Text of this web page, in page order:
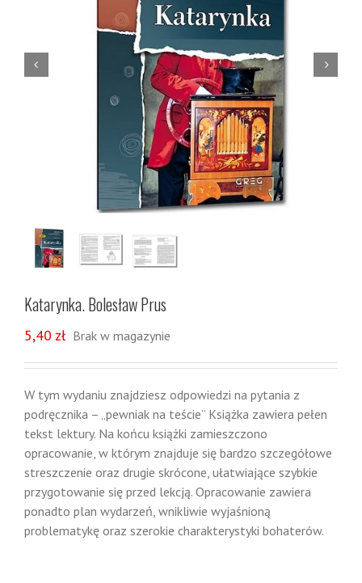
 
Katarynka. Bolesław Prus
5,40 zł Brak w magazynie
W tym wydaniu znajdziesz odpowiedzi na pytania z
podręcznika – „pewniak na teście” Książka zawiera pełen
tekst lektury. Na końcu książki zamieszczono
opracowanie, w którym znajduje się bardzo szczegółowe
streszczenie oraz drugie skrócone, ułatwiające szybkie
przygotowanie się przed lekcją. Opracowanie zawiera
ponadto plan wydarzeń, wnikliwie wyjaśnioną
problematykę oraz szerokie charakterystyki bohaterów.